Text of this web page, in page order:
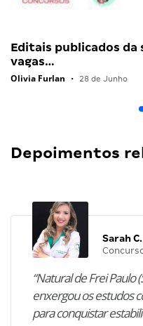
Editais publicados
vagas…
Olivia Furlan • 28 de Junho
Depoimentos
Sarah C.
“Natural de Frei Paulo
enxergou os estudos
para conquistar